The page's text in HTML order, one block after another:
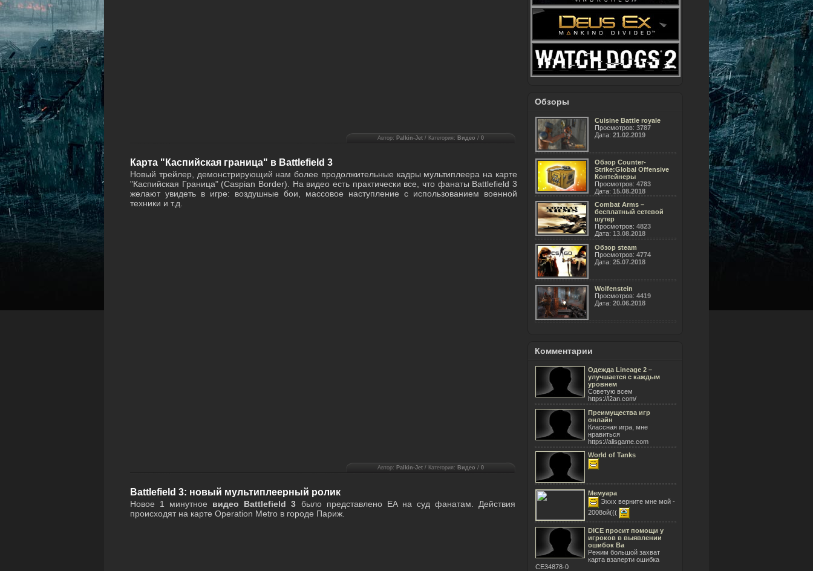
Автор: Palkin-Jet / Категория: Видео / 0
Карта "Каспийская граница" в Battlefield 3
Новый трейлер, демонстрирующий нам более продолжительные кадры мультиплеера на карте
"Каспийская Граница" (Caspian Border). На видео есть практически все, что фанаты Battlefield 3
желают увидеть в игре: воздушные бои, массовое наступление с использованием военной
техники и т.д.
Автор: Palkin-Jet / Категория: Видео / 0
Battlefield 3: новый мультиплеерный ролик
Новое 1 минутное видео Battlefield 3 было представлено EA на суд фанатам. Действия
происходят на карте Operation Metro в городе Париж.
Обзоры
Cuisine Battle royale
Просмотров: 3787
Дата: 21.02.2019
Обзор Counter-
Strike:Global Offensive
Контейнеры
Просмотров: 4783
Дата: 15.08.2018
Combat Arms –
бесплатный сетевой
шутер
Просмотров: 4823
Дата: 13.08.2018
Обзор steam
Просмотров: 4774
Дата: 25.07.2018
Wolfenstein
Просмотров: 4419
Дата: 20.06.2018
Комментарии
Одежда Lineage 2 –
улучшается с каждым
уровнем
Советую всем
https://l2an.com/
Преимущества игр
онлайн
Классная игра, мне
нравиться
https://alisgame.com
World of Tanks
Мемуара
Эххх верните мне мой -
2008ой(((
DICE просит помощи у
игроков в выявлении
ошибок Ba
Режим большой захват
карта взаперти ошибка
CE34878-0